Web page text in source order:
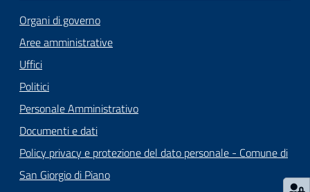
n
e
Tutti
gli
argomenti...
Seguici
Organi di governo
Aree amministrative
Uffici
Politici
Personale Amministrativo
Documenti e dati
Policy privacy e protezione del dato personale - Comune di
San Giorgio di Piano